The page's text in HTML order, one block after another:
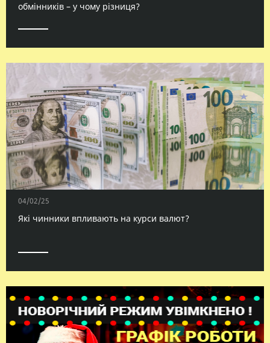
обмінників – у чому різниця?
04/02/25
Які чинники впливають на курси валют?